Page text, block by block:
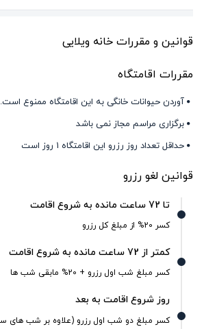
قوانین و مقررات خانه ویلایی
مقررات اقامتگاه
آوردن حیوانات خانگی به این اقامتگاه ممنوع است.
برگزاری مراسم مجاز نمی باشد
حداقل تعداد روز رزرو این اقامتگاه 1 روز است
قوانین لغو رزرو
تا 72 ساعت مانده به شروع اقامت
کسر 20% از مبلغ کل رزرو
کمتر از 72 ساعت مانده به شروع اقامت
کسر مبلغ شب اول رزرو + 20% مابقی شب ها
روز شروع اقامت به بعد